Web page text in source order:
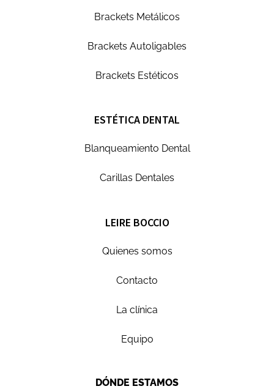
Brackets Metálicos
Brackets Autoligables
Brackets Estéticos
ESTÉTICA DENTAL
Blanqueamiento Dental
Carillas Dentales
LEIRE BOCCIO
Quienes somos
Contacto
La clínica
Equipo
DÓNDE ESTAMOS